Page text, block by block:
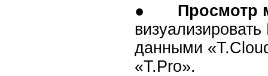
● Просмотр
данными
«T.Pro».